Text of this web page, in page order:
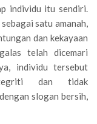
individu itu sendiri.
satu amanah,
dan kekayaan
telah dicemari
individu tersebut
dan tidak
slogan bersih,